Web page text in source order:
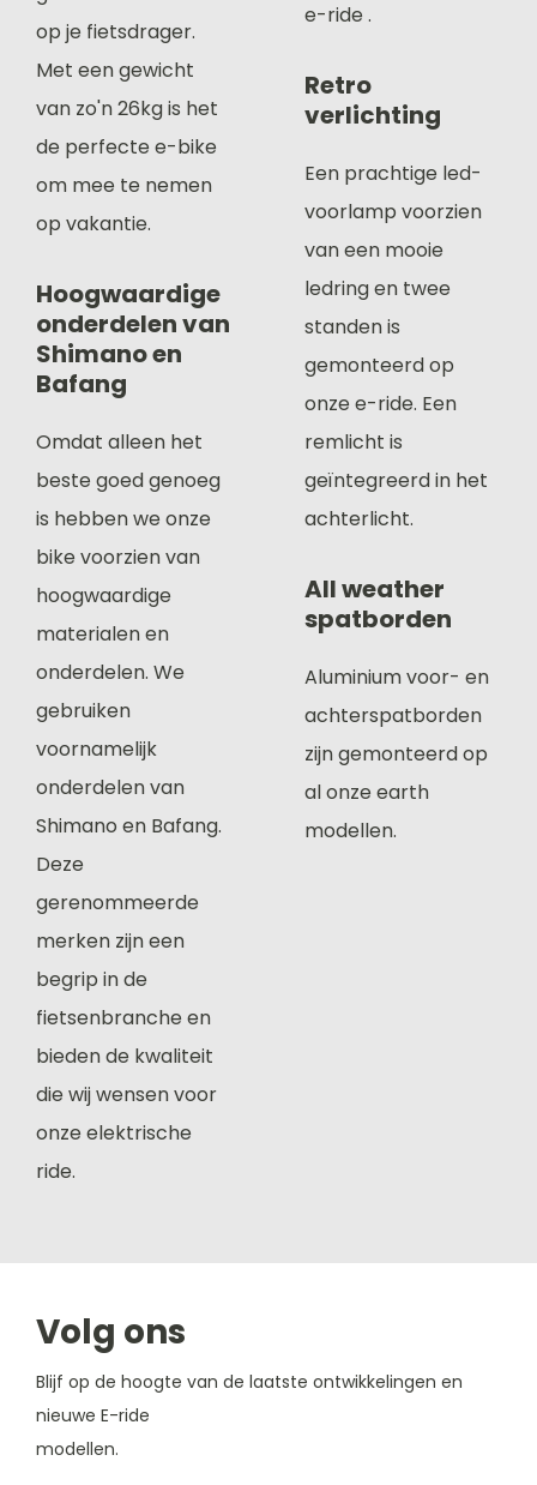
op je fietsdrager.
Met een gewicht
van zo'n 26kg is het
de perfecte e-bike
om mee te nemen
op vakantie.
Hoogwaardige
onderdelen van
Shimano en
Bafang
Omdat alleen het
beste goed genoeg
is hebben we onze
bike voorzien van
hoogwaardige
materialen en
onderdelen. We
gebruiken
voornamelijk
onderdelen van
Shimano en Bafang.
Deze
gerenommeerde
merken zijn een
begrip in de
fietsenbranche en
bieden de kwaliteit
die wij wensen voor
onze elektrische
ride.
e-ride .
Retro
verlichting
Een prachtige led-
voorlamp voorzien
van een mooie
ledring en twee
standen is
gemonteerd op
onze e-ride. Een
remlicht is
geïntegreerd in het
achterlicht.
All weather
spatborden
Aluminium voor- en
achterspatborden
zijn gemonteerd op
al onze earth
modellen.
Volg ons
Blijf op de hoogte van de laatste ontwikkelingen en
nieuwe E-ride
modellen.